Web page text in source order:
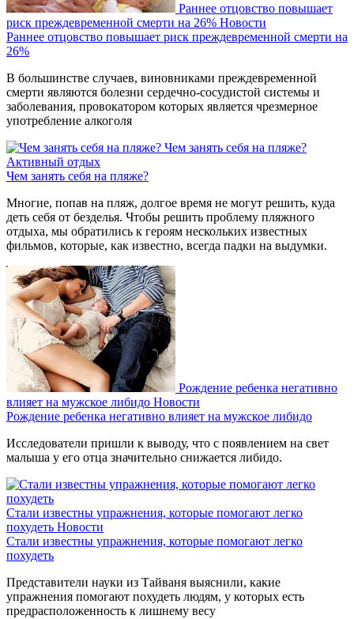
Раннее отцовство повышает
риск преждевременной смерти на 26% Новости
Раннее отцовство повышает риск преждевременной смерти на
26%
В большинстве случаев, виновниками преждевременной
смерти являются болезни сердечно-сосудистой системы и
заболевания, провокатором которых является чрезмерное
употребление алкоголя
Чем занять себя на пляже?
Активный отдых
Чем занять себя на пляже?
Многие, попав на пляж, долгое время не могут решить, куда
деть себя от безделья. Чтобы решить проблему пляжного
отдыха, мы обратились к героям нескольких известных
фильмов, которые, как известно, всегда падки на выдумки.
Рождение ребенка негативно
влияет на мужское либидо Новости
Рождение ребенка негативно влияет на мужское либидо
Исследователи пришли к выводу, что с появлением на свет
малыша у его отца значительно снижается либидо.
Стали известны упражнения, которые помогают легко
похудеть Новости
Стали известны упражнения, которые помогают легко
похудеть
Представители науки из Тайваня выяснили, какие
упражнения помогают похудеть людям, у которых есть
предрасположенность к лишнему весу